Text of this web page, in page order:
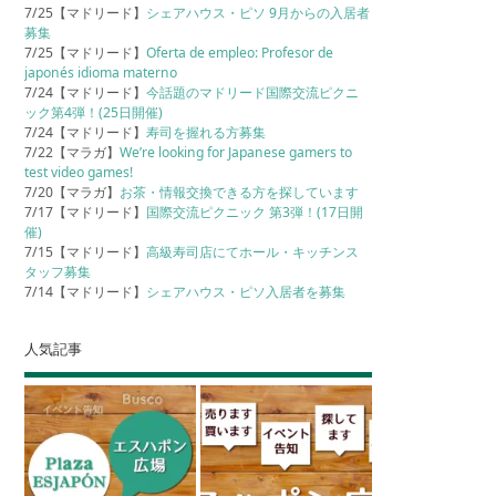
7/25【マドリード】 シェアハウス・ピソ 9月からの入居者
募集
7/25【マドリード】Oferta de empleo: Profesor de
japonés idioma materno
7/24【マドリード】今話題のマドリード国際交流ピクニ
ック第4弾！(25日開催)
7/24【マドリード】寿司を握れる方募集
7/22【マラガ】We’re looking for Japanese gamers to
test video games!
7/20【マラガ】 お茶・情報交換できる方を探しています
7/17【マドリード】 国際交流ピクニック 第3弾！(17日開
催)
7/15【マドリード】高級寿司店にてホール・キッチンス
タッフ募集
7/14【マドリード】 シェアハウス・ピソ入居者を募集
人気記事